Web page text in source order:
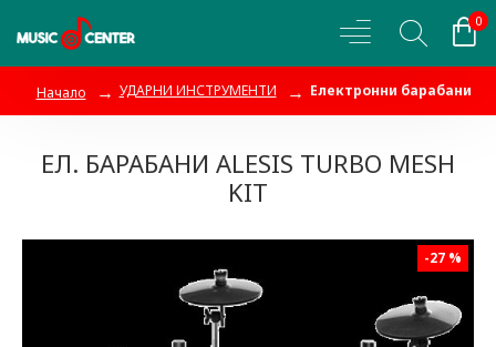
0
Начало УДАРНИ ИНСТРУМЕНТИ Електронни барабани
ЕЛ. БАРАБАНИ ALESIS TURBO MESH
KIT
-27 %